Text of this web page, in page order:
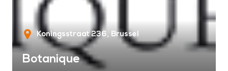
Koningsstraat 236 Brussel
Botanique